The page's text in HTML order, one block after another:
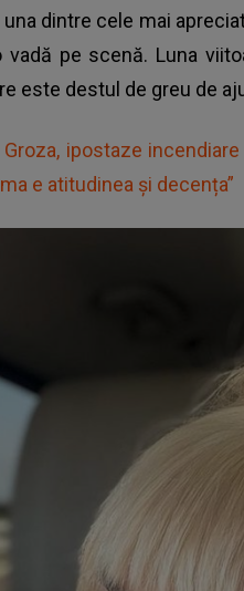
dintre cele mai
pe scenă. Luna
este destul de greu de
Groza, ipostaze
e atitudinea și decența”